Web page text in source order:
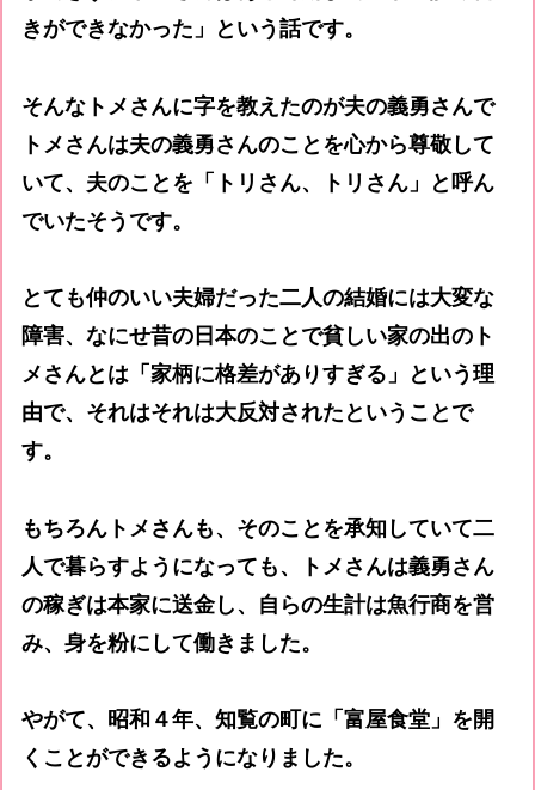
きができなかった」という話です。
そんなトメさんに字を教えたのが夫の義勇さんで
トメさんは夫の義勇さんのことを心から尊敬して
いて、夫のことを「トリさん、トリさん」と呼ん
でいたそうです。
とても仲のいい夫婦だった二人の結婚には大変な
障害、なにせ昔の日本のことで貧しい家の出のト
メさんとは「家柄に格差がありすぎる」という理
由で、それはそれは大反対されたということで
す。
もちろんトメさんも、そのことを承知していて二
人で暮らすようになっても、トメさんは義勇さん
の稼ぎは本家に送金し、自らの生計は魚行商を営
み、身を粉にして働きました。
やがて、昭和４年、知覧の町に「富屋食堂」を開
くことができるようになりました。